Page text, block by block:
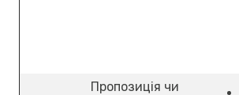
Пропозиція чи